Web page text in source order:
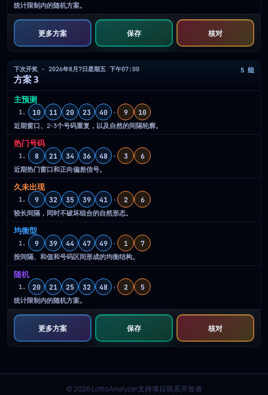
统计限制内的随机方案。
更多方案 保存 核对
下次开奖 - 2026年8月7日星期五 下午07:00
方案 3
5 组
主预测
1. 10 11 20 23 40 + 9 10
近期窗口、2-3个号码重复，以及自然的间隔轮廓。
热门号码
1. 8 21 34 36 48 + 3 6
近期热门窗口和正向偏差信号。
久未出现
1. 9 32 35 39 41 + 2 6
较长间隔，同时不破坏组合的自然形态。
均衡型
1. 9 39 44 47 49 + 1 7
按间隔、和值和号码区间形成的均衡结构。
随机
1. 20 21 25 32 48 + 2 5
统计限制内的随机方案。
更多方案 保存 核对
© 2026 LottoAnalyzer支持项目联系开发者